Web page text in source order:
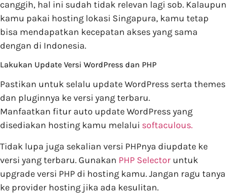
canggih, hal ini sudah tidak relevan lagi sob. Kalaupun
kamu pakai hosting lokasi Singapura, kamu tetap
bisa mendapatkan kecepatan akses yang sama
dengan di Indonesia.
Lakukan Update Versi WordPress dan PHP
Pastikan untuk selalu update WordPress serta themes
dan pluginnya ke versi yang terbaru.
Manfaatkan fitur auto update WordPress yang
disediakan hosting kamu melalui softaculous.
Tidak lupa juga sekalian versi PHPnya diupdate ke
versi yang terbaru. Gunakan PHP Selector untuk
upgrade versi PHP di hosting kamu. Jangan ragu tanya
ke provider hosting jika ada kesulitan.